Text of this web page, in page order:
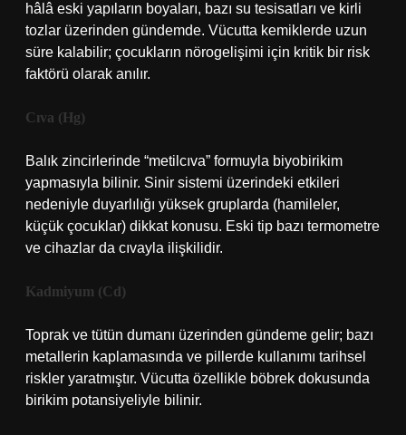
hâlâ eski yapıların boyaları, bazı su tesisatları ve kirli
tozlar üzerinden gündemde. Vücutta kemiklerde uzun
süre kalabilir; çocukların nörogelişimi için kritik bir risk
faktörü olarak anılır.
Cıva (Hg)
Balık zincirlerinde “metilcıva” formuyla biyobirikim
yapmasıyla bilinir. Sinir sistemi üzerindeki etkileri
nedeniyle duyarlılığı yüksek gruplarda (hamileler,
küçük çocuklar) dikkat konusu. Eski tip bazı termometre
ve cihazlar da cıvayla ilişkilidir.
Kadmiyum (Cd)
Toprak ve tütün dumanı üzerinden gündeme gelir; bazı
metallerin kaplamasında ve pillerde kullanımı tarihsel
riskler yaratmıştır. Vücutta özellikle böbrek dokusunda
birikim potansiyeliyle bilinir.